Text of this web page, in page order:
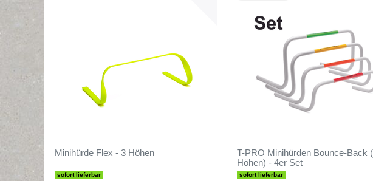
Minihürde Flex - 3 Höhen
sofort lieferbar
T-PRO Minihürden Bounce-Back
Höhen) - 4er Set
sofort lieferbar